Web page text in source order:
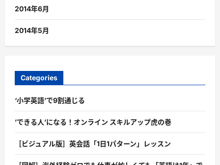
2014年6月
2014年5月
Categories
‘小学英語’で9割通じる
’できる人’になる！オンライン スキルアップ虎の巻
［ビジュアル版］英会話「1日1パターン」レッスン